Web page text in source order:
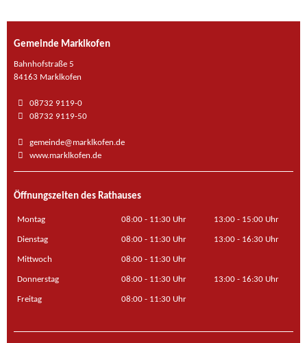
Gemeinde Marklkofen
Bahnhofstraße 5
84163 Marklkofen
08732 9119-0
08732 9119-50
gemeinde@marklkofen.de
www.marklkofen.de
Öffnungszeiten des Rathauses
Montag 08:00 - 11:30 Uhr 13:00 - 15:00 Uhr
Dienstag 08:00 - 11:30 Uhr 13:00 - 16:30 Uhr
Mittwoch 08:00 - 11:30 Uhr
Donnerstag 08:00 - 11:30 Uhr 13:00 - 16:30 Uhr
Freitag 08:00 - 11:30 Uhr